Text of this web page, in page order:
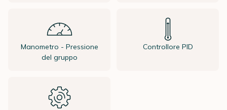
Manometro - Pressione
del gruppo
Controllore PID